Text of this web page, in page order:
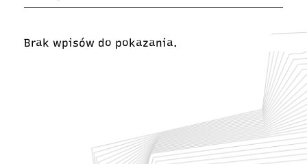
Brak wpisów do pokazania.